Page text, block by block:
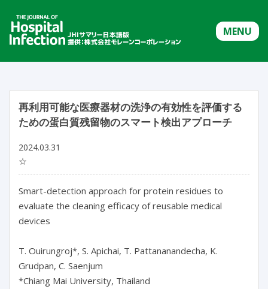
MENU
再利用可能な医療器材の洗浄の有効性を評価する
ための蛋白質残留物のスマート検出アプローチ
2024.03.31
☆
Smart-detection approach for protein residues to
evaluate the cleaning efficacy of reusable medical
devices
T. Ouirungroj*, S. Apichai, T. Pattananandecha, K.
Grudpan, C. Saenjum
*Chiang Mai University, Thailand